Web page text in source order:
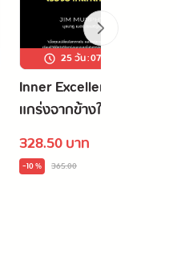
25 วัน:07
Inner Excellence
แกร่งจากข้างใน เรื่อง
ยากแค่ไหนก็ชนะ
328.50 บาท
-10 % 365.00